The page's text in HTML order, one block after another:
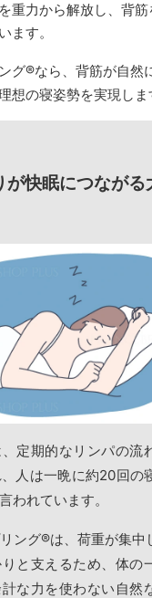
重力から解放し、背
ます。
グ®なら、背筋が自然
想の寝姿勢を実現しま
が快眠につながる
定期的なリンパの流
人は一晩に約20回の
われています。
ング®は、荷重が集中
と支えるため、体の
な力を使わない自然